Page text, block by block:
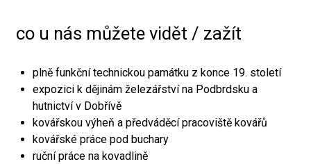
co u nás můžete vidět / zažít
plně funkční technickou památku z konce 19. století
expozici k dějinám železářství na Podbrdsku a
hutnictví v Dobřívě
kovářskou výheň a předváděcí pracoviště kovářů
kovářské práce pod buchary
ruční práce na kovadlině